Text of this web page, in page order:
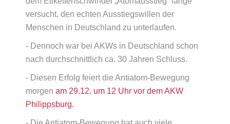
versucht, den echten Ausstiegswillen der
Menschen in Deutschland zu unterlaufen.
- Dennoch war bei AKWs in Deutschland schon
nach durchschnittlich ca. 30 Jahren Schluss.
- Diesen Erfolg feiert die Antiatom-Bewegung
morgen am 29.12. um 12 Uhr vor dem AKW
Philippsburg.